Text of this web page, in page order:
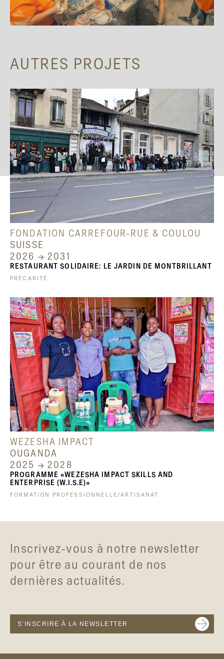
AUTRES PROJETS
FONDATION CARREFOUR-RUE & COULOU
SUISSE
2026 → 2031
RESTAURANT SOLIDAIRE: LE JARDIN DE MONTBRILLANT
PRÉCARITÉ
WEZESHA IMPACT
OUGANDA
2025 → 2028
PROGRAMME «WEZESHA IMPACT SKILLS AND
ENTERPRISE (W.I.S.E)»
FORMATION PROFESSIONNELLE/ARTISANAT
Inscrivez-vous à notre newsletter
pour être au courant de nos
dernières actualités.
S’INSCRIRE À LA NEWSLETTER